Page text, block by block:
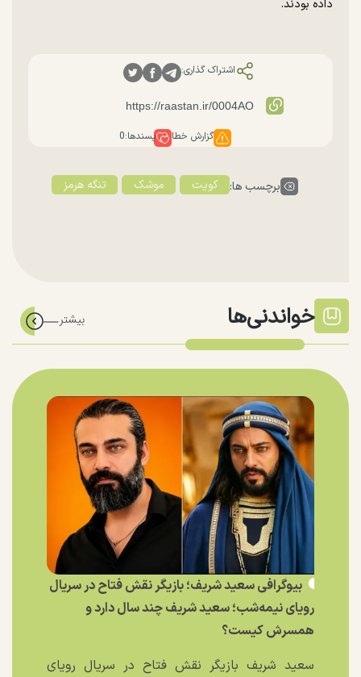
داده بودند.
اشتراک گذاری:
گزارش خطا پسندها:0
برچسب ها: کویت موشک تنگه هرمز
خواندنی‌ها
بیوگرافی سعید شریف؛ بازیگر نقش فتاح در سریال
رویای نیمه‌شب؛ سعید شریف چند سال دارد و
همسرش کیست؟
سعید شریف بازیگر نقش فتاح در سریال رویای